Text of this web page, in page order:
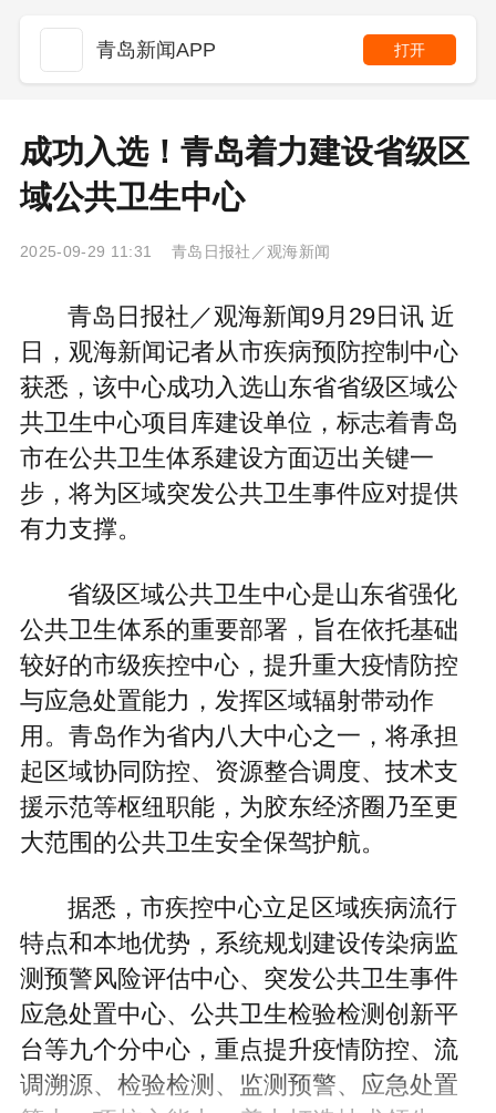
青岛新闻APP 打开
成功入选！青岛着力建设省级区
域公共卫生中心
2025-09-29 11:31 青岛日报社／观海新闻
青岛日报社／观海新闻9月29日讯 近
日，观海新闻记者从市疾病预防控制中心
获悉，该中心成功入选山东省省级区域公
共卫生中心项目库建设单位，标志着青岛
市在公共卫生体系建设方面迈出关键一
步，将为区域突发公共卫生事件应对提供
有力支撑。
省级区域公共卫生中心是山东省强化
公共卫生体系的重要部署，旨在依托基础
较好的市级疾控中心，提升重大疫情防控
与应急处置能力，发挥区域辐射带动作
用。青岛作为省内八大中心之一，将承担
起区域协同防控、资源整合调度、技术支
援示范等枢纽职能，为胶东经济圈乃至更
大范围的公共卫生安全保驾护航。
据悉，市疾控中心立足区域疾病流行
特点和本地优势，系统规划建设传染病监
测预警风险评估中心、突发公共卫生事件
应急处置中心、公共卫生检验检测创新平
台等九个分中心，重点提升疫情防控、流
调溯源、检验检测、监测预警、应急处置